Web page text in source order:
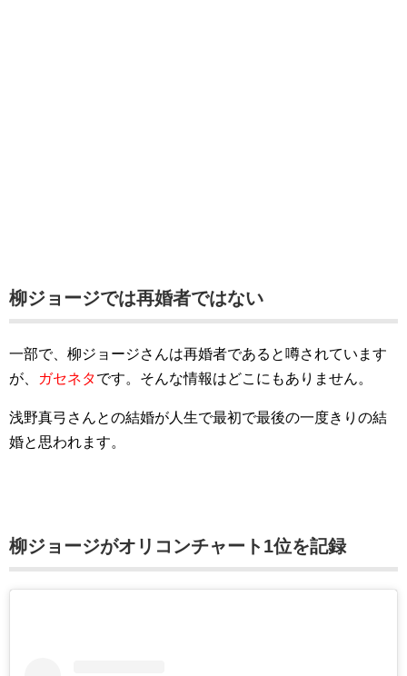
柳ジョージでは再婚者ではない
一部で、柳ジョージさんは再婚者であると噂されています
が、
ガセネタです。そんな情報はどこにもありません。
浅野真弓さんとの結婚が人生で最初で最後の一度きりの結
婚と思われます。
柳ジョージがオリコンチャート1位を記録